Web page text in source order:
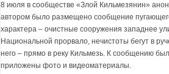
8 июля в сообществе «Злой Кильмезянин»
автором было размещено сообщение
характера – очистные сооружения западнее
Национальной прорвало, нечистоты бегут в
него – прямо в реку Кильмезь. К сообщению
приложены фото и видеоматериалы.